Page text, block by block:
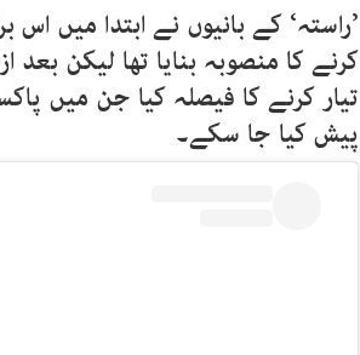
’راستہ‘ کے بانیوں نے ابتدا میں
کرنے کا منصوبہ بنایا تھا لیکن
تیار کرنے کا فیصلہ کیا جن میں
پیش کیا جا سکے۔